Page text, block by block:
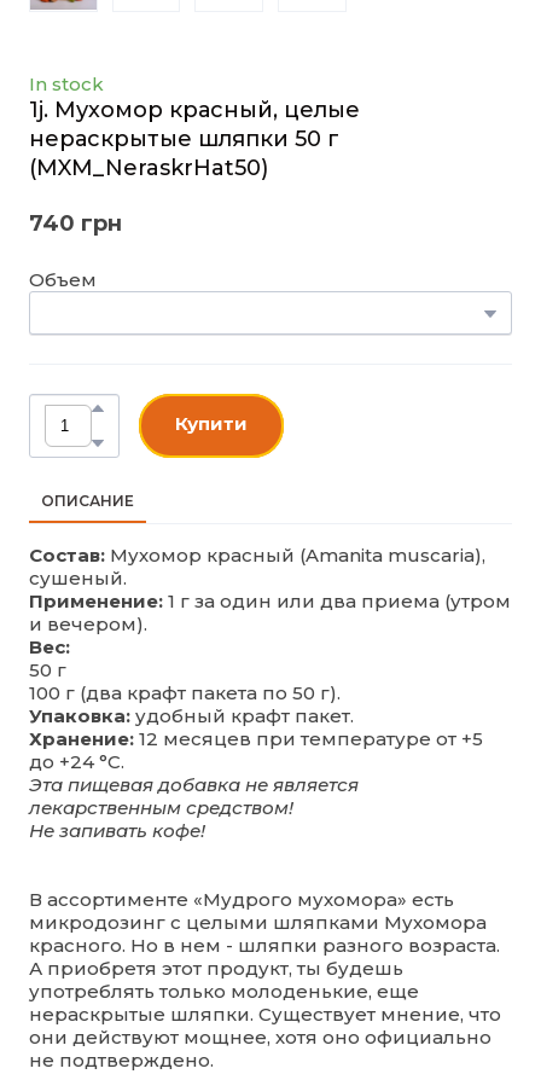
In stock
1j. Мухомор красный, целые
нераскрытые шляпки 50 г
(MXM_NeraskrHat50)
740 грн
Объем
Купити
ОПИСАНИЕ
Состав: Мухомор красный (Amanita muscaria),
сушеный.
Применение: 1 г за один или два приема (утром
и вечером).
Вес:
50 г
100 г (два крафт пакета по 50 г).
Упаковка: удобный крафт пакет.
Хранение: 12 месяцев при температуре от +5
до +24 °C.
Эта пищевая добавка не является
лекарственным средством!
Не запивать кофе!
В ассортименте «Мудрого мухомора» есть
микродозинг с целыми шляпками Мухомора
красного. Но в нем - шляпки разного возраста.
А приобретя этот продукт, ты будешь
употреблять только молоденькие, еще
нераскрытые шляпки. Существует мнение, что
они действуют мощнее, хотя оно официально
не подтверждено.